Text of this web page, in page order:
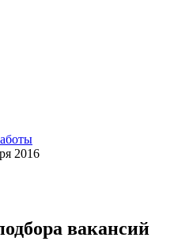
2016
вакансий